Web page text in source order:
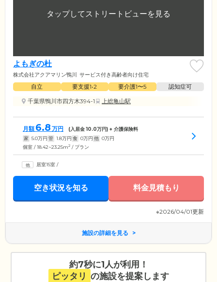
よもぎの杜
株式会社アクアマリン鴨川 サービス付き高齢者向け住宅
自立 要支援1•2 要介護1〜5
認知症可
千葉県鴨川市四方木394-1
上総亀山駅
月額 6.8 万円 (入居金10.0万円) + 介護保険料
家 5.0万円 管 1.8万円 食 0万円 他 0万円
個室 / 18.42~23.25m2 / プラン
居室15室 /
空き状況を知る 料金見積もり
※2026/04/01更新
施設の詳細を見る
約7秒に1人が利用！
ピッタリ の施設を提案します